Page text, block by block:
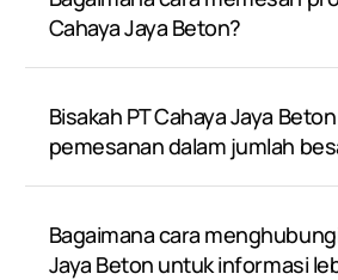
Cahaya Jaya Beton?
Bisakah PT Cahaya Jaya
pemesanan dalam jumlah
Bagaimana cara
Jaya Beton untuk informasi